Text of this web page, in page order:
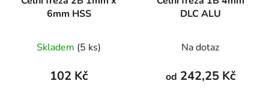
6mm HSS
Skladem (5 ks)
102 Kč
DLC ALU
Na dotaz
od 242,25 Kč